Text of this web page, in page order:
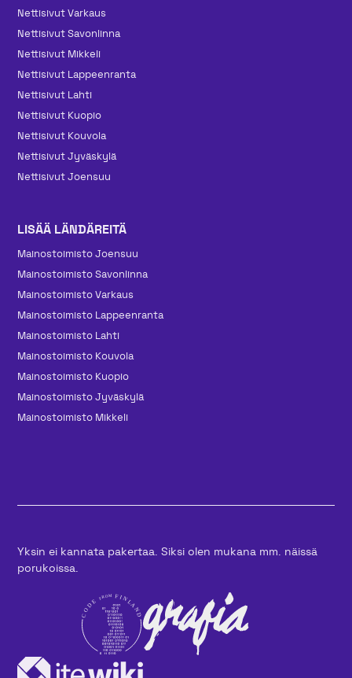
Nettisivut Varkaus
Nettisivut Savonlinna
Nettisivut Mikkeli
Nettisivut Lappeenranta
Nettisivut Lahti
Nettisivut Kuopio
Nettisivut Kouvola
Nettisivut Jyväskylä
Nettisivut Joensuu
LISÄÄ LÄNDÄREITÄ
Mainos­toimisto Joensuu
Mainos­toimisto Savonlinna
Mainos­toimisto Varkaus
Mainos­toimisto Lappeenranta
Mainos­toimisto Lahti
Mainos­toimisto Kouvola
Mainos­toimisto Kuopio
Mainos­toimisto Jyväskylä
Mainos­toimisto Mikkeli
Yksin ei kannata pakertaa. Siksi olen mukana mm. näissä
porukoissa.